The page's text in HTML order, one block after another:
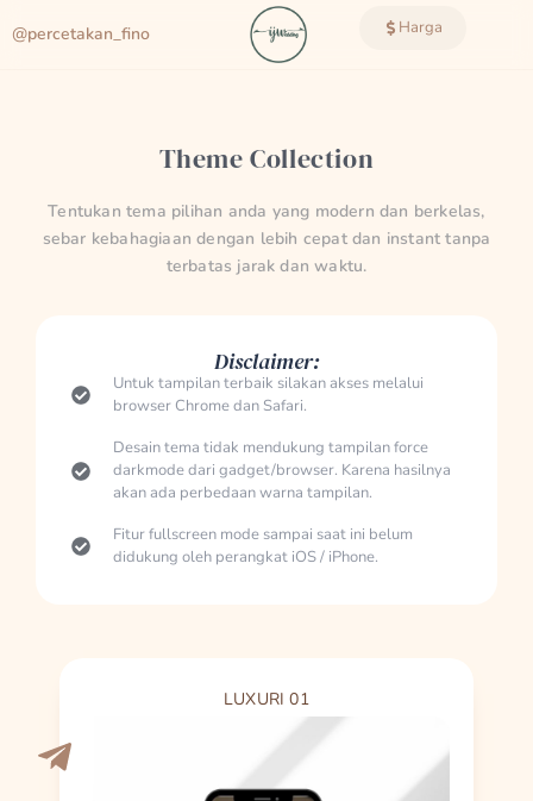
@percetakan_fino Harga
Theme Collection
Tentukan tema pilihan anda yang modern dan berkelas,
sebar kebahagiaan dengan lebih cepat dan instant tanpa
terbatas jarak dan waktu.
Disclaimer:
Untuk tampilan terbaik silakan akses melalui
browser Chrome dan Safari.
Desain tema tidak mendukung tampilan force
darkmode dari gadget/browser. Karena hasilnya
akan ada perbedaan warna tampilan.
Fitur fullscreen mode sampai saat ini belum
didukung oleh perangkat iOS / iPhone.
LUXURI 01